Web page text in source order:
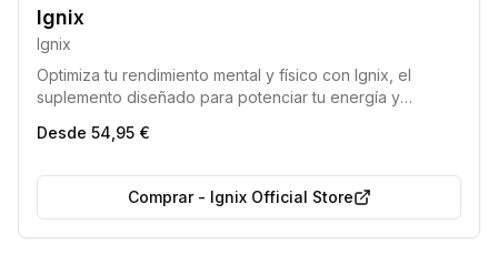
7 de cada 10 eligen esto
Ignix
Ignix
Optimiza tu rendimiento mental y físico con Ignix, el
suplemento diseñado para potenciar tu energía y
meses con descuentos y envío gratuito.
Desde 54,95 €
Comprar- Ignix Official Store